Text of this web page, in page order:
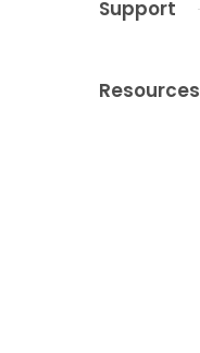
Support
Resources